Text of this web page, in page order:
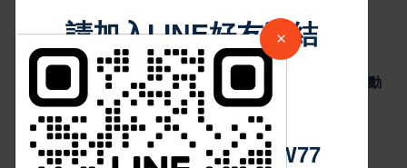
38 Aug 07, 2026
最新消息
2026城鎮韌性演習加入通訊測試 NCC行動
網路降速演練驗證國家通訊防護能力
44 Aug 07, 2026
請加入LINE好友連結
中 華 超 傳 媒
Https://reurl.cc/adqW77
×